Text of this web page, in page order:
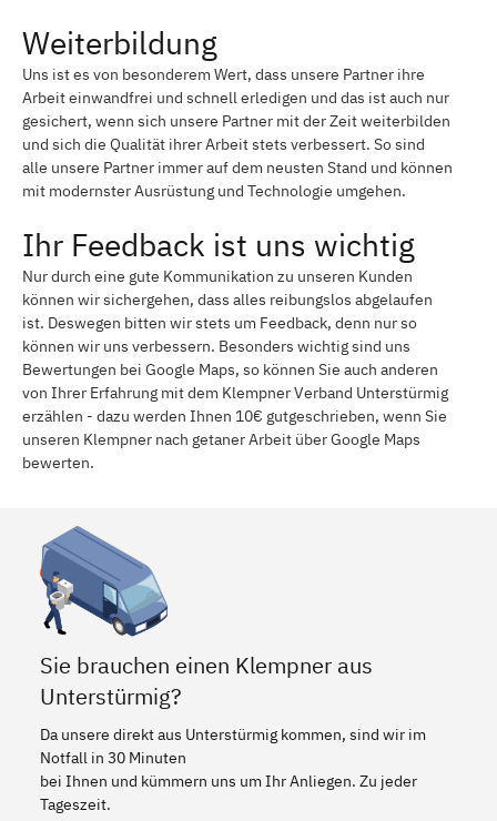
Weiterbildung
Uns ist es von besonderem Wert, dass unsere Partner ihre
Arbeit einwandfrei und schnell erledigen und das ist auch nur
gesichert, wenn sich unsere Partner mit der Zeit weiterbilden
und sich die Qualität ihrer Arbeit stets verbessert. So sind
alle unsere Partner immer auf dem neusten Stand und können
mit modernster Ausrüstung und Technologie umgehen.
Ihr Feedback ist uns wichtig
Nur durch eine gute Kommunikation zu unseren Kunden
können wir sichergehen, dass alles reibungslos abgelaufen
ist. Deswegen bitten wir stets um Feedback, denn nur so
können wir uns verbessern. Besonders wichtig sind uns
Bewertungen bei Google Maps, so können Sie auch anderen
von Ihrer Erfahrung mit dem Klempner Verband Unterstürmig
erzählen - dazu werden Ihnen 10€ gutgeschrieben, wenn Sie
unseren Klempner nach getaner Arbeit über Google Maps
bewerten.
Sie brauchen einen Klempner aus
Unterstürmig?
Da unsere direkt aus Unterstürmig kommen, sind wir im
Notfall in 30 Minuten
bei Ihnen und kümmern uns um Ihr Anliegen. Zu jeder
Tageszeit.